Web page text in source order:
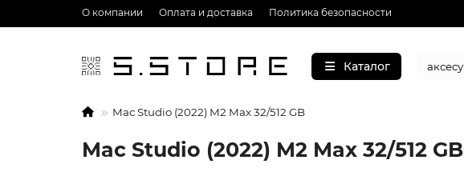
О компании Оплата и доставка Политика безопасности
Каталог
Mac Studio (2022) M2 Max 32/512 GB
Mac Studio (2022) M2 Max 32/512 GB